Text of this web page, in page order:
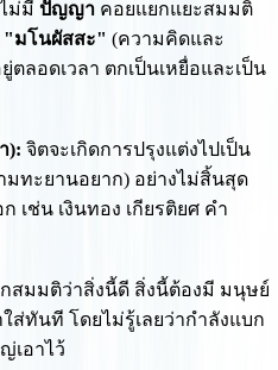
ม่มี ปัญญาคอยแยกแยะสมมติ
"มโนผัสสะ" (ความคิดและ
ลอดเวลา ตกเป็นเหยื่อและเป็น
): จิตจะเกิดการปรุงแต่งไปเป็น
ทะยานอยาก) อย่างไม่สิ้นสุด
เช่น เงินทอง เกียรติยศ คำ
สมมติว่าสิ่งนี้ดี สิ่งนี้ต้องมี มนุษย์
ส่ทันที โดยไม่รู้เลยว่ากำลังแบก
เอาไว้